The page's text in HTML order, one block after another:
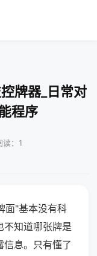
牌器_日常对
程序
：1
面"基本没有科
不知道哪张牌是
息。只有懂了